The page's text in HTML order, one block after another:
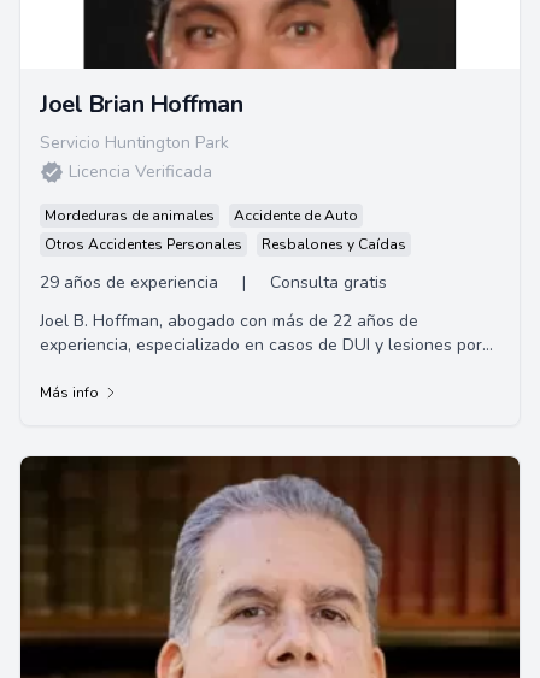
Joel Brian Hoffman
Servicio Huntington Park
Licencia Verificada
Mordeduras de animales
Accidente de Auto
Otros Accidentes Personales
Resbalones y Caídas
29 años de experiencia |
Consulta gratis
Joel B. Hoffman, abogado con más de 22 años de
experiencia, especializado en casos de DUI y lesiones por
Más info